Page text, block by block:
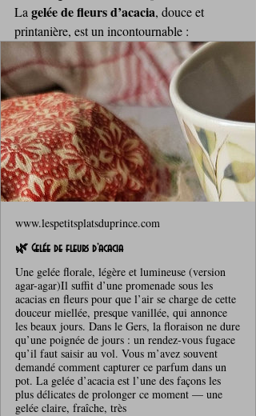
La gelée de fleurs d’acacia, douce et
printanière, est un incontournable :
www.lespetitsplatsduprince.com
🌿 Gelée de fleurs d’acacia
Une gelée florale, légère et lumineuse (version
agar-agar)Il suffit d’une promenade sous les
acacias en fleurs pour que l’air se charge de cette
douceur miellée, presque vanillée, qui annonce
les beaux jours. Dans le Gers, la floraison ne dure
qu’une poignée de jours : un rendez-vous fugace
qu’il faut saisir au vol. Vous m’avez souvent
demandé comment capturer ce parfum dans un
pot. La gelée d’acacia est l’une des façons les
plus délicates de prolonger ce moment — une
gelée claire, fraîche, très